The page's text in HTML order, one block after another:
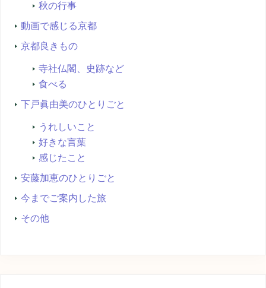
秋の行事
動画で感じる京都
京都良きもの
寺社仏閣、史跡など
食べる
下戸眞由美のひとりごと
うれしいこと
好きな言葉
感じたこと
安藤加恵のひとりごと
今までご案内した旅
その他